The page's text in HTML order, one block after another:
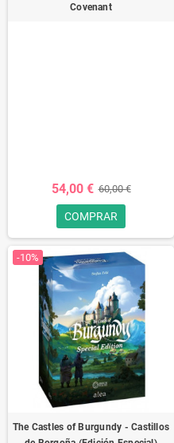
Covenant
54,00 € 60,00 €
COMPRAR
-10%
The Castles of Burgundy - Castillos